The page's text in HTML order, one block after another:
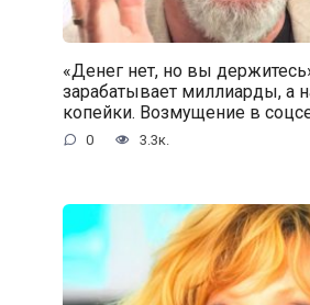
«Денег нет, но вы
зарабатывает миллиарды, а
копейки. Возмущение в
0 3.3к.